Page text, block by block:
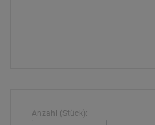
Anzahl (Stück):